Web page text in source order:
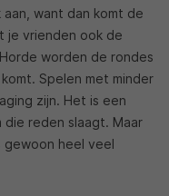
want dan komt de
je vrienden ook de
worden de rondes
Spelen met minder
zijn. Het is een
die reden slaagt. Maar
gewoon heel veel